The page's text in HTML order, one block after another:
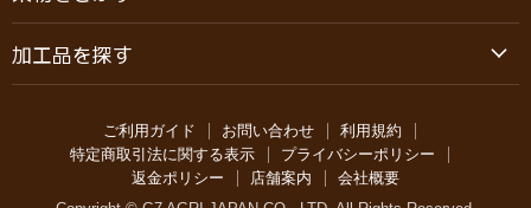
加工品を探す
ご利用ガイド お問い合わせ
利用規約
特定商取引法に関する表示
プライバシーポリシー
返金ポリシー
店舗案内
会社概要